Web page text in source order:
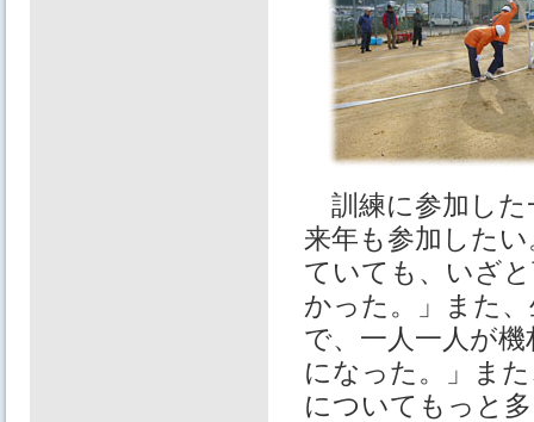
訓練に参加した
来年も参加した
ていても、いざ
かった。」また
で、一人一人が
になった。」ま
についてもっと